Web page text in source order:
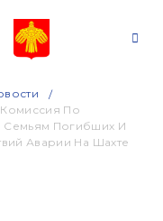
По
Погибших И
Аварии На Шахте